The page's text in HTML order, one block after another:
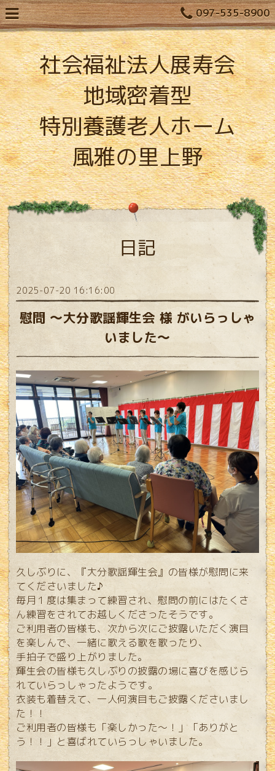
097-535-8900
社会福祉法人展寿会
地域密着型
特別養護老人ホーム
風雅の里上野
日記
2025-07-20 16:16:00
慰問 ～大分歌謡輝生会 様 がいらっしゃ
いました～
久しぶりに、『大分歌謡輝生会』の皆様が慰問に来
てくださいました♪
毎月１度は集まって練習され、慰問の前にはたくさ
ん練習をされてお越しくださったそうです。
ご利用者の皆様も、次から次にご披露いただく演目
を楽しんで、一緒に歌える歌を歌ったり、
手拍子で盛り上がりました。
輝生会の皆様も久しぶりの披露の場に喜びを感じら
れていらっしゃったようです。
衣装も着替えて、一人何演目もご披露くださいまし
た！！
ご利用者の皆様も「楽しかった～！」「ありがと
う！！」と喜ばれていらっしゃいました。